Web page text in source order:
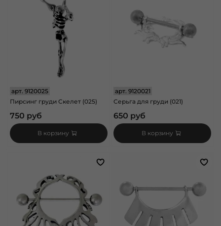
арт. 9120025
Пирсинг груди Скелет (025)
750 руб
В корзину
арт.9120021
Серьга для груди (021)
650 руб
В корзину